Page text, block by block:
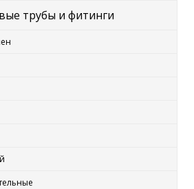
трубы и фитинги